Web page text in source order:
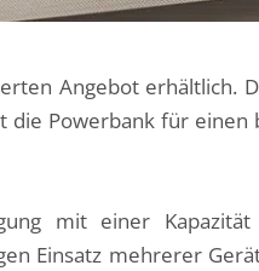
Angebot erhältlich.
die Powerbank für
mit einer
Einsatz mehrerer